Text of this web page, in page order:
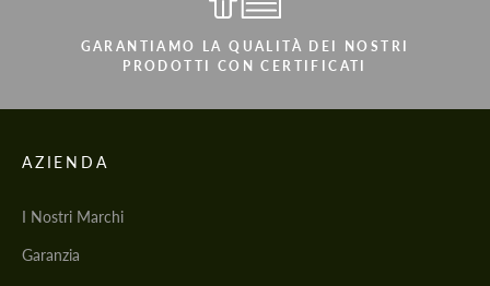
GARANTIAMO LA QUALITÀ DEI NOSTRI
PRODOTTI CON CERTIFICATI
AZIENDA
I Nostri Marchi
Garanzia